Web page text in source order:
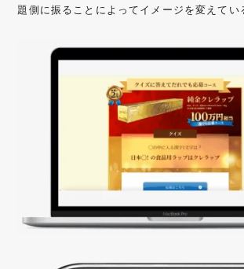
題側に振ることによってイメージを変えてい